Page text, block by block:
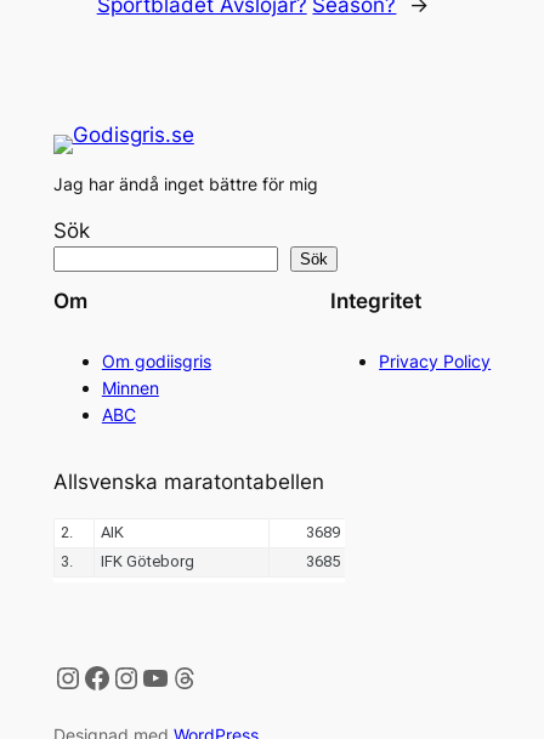
Jag har ändå inget bättre för mig
Sök
Sök
Om
Om godiisgris
Minnen
ABC
Integritet
Privacy Policy
Allsvenska maratontabellen
Instagram
Facebook
Instagram
YouTube
Threads
Designad med WordPress